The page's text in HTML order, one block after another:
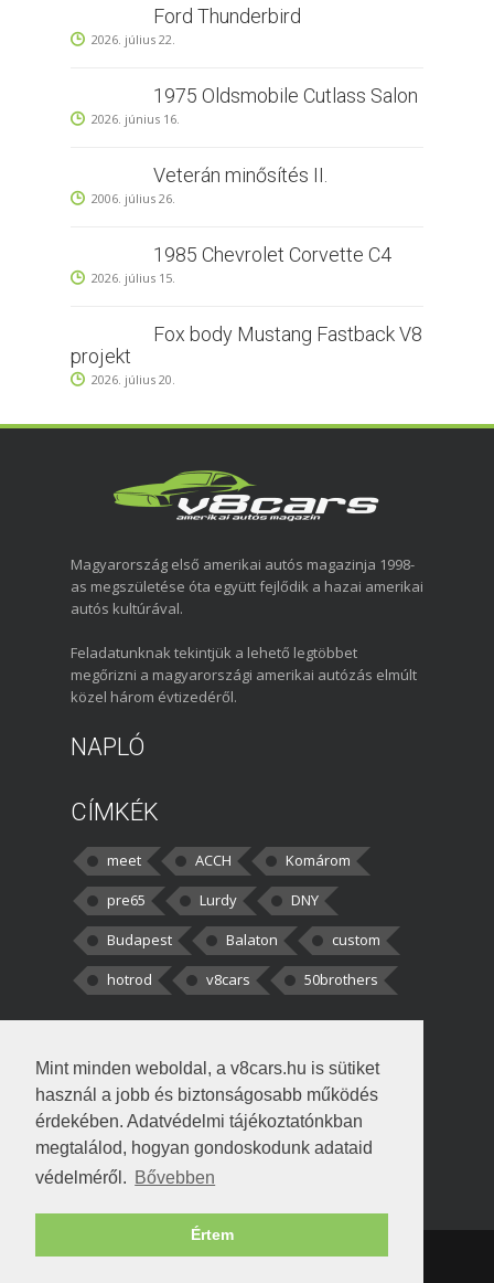
Mint minden weboldal, a v8cars.hu is sütiket
használ a jobb és biztonságosabb működés
érdekében. Adatvédelmi tájékoztatónkban
megtalálod, hogyan gondoskodunk adataid
védelméről. Bővebben
Értem
Ford Thunderbird
2026. július 22.
1975 Oldsmobile Cutlass Salon
2026. június 16.
Veterán minősítés II.
2006. július 26.
1985 Chevrolet Corvette C4
2026. július 15.
Fox body Mustang Fastback V8
projekt
2026. július 20.
Magyarország első amerikai autós magazinja 1998-
as megszületése óta együtt fejlődik a hazai amerikai
autós kultúrával.
Feladatunknak tekintjük a lehető legtöbbet
megőrizni a magyarországi amerikai autózás elmúlt
közel három évtizedéről.
NAPLÓ
CÍMKÉK
meet ACCH
Komárom
pre65
Lurdy
DNY
Budapest
Balaton
custom
hotrod
v8cars 50brothers
kortisz:Elszúrtam! Én csak két
darabbaal számoltam. Nem tudtam, hogy fél autót,
Béke:
!fasza Örültem is nagyon, amikor
Copyright © 1998-2026 v8cars.huT|Szerzői jogok